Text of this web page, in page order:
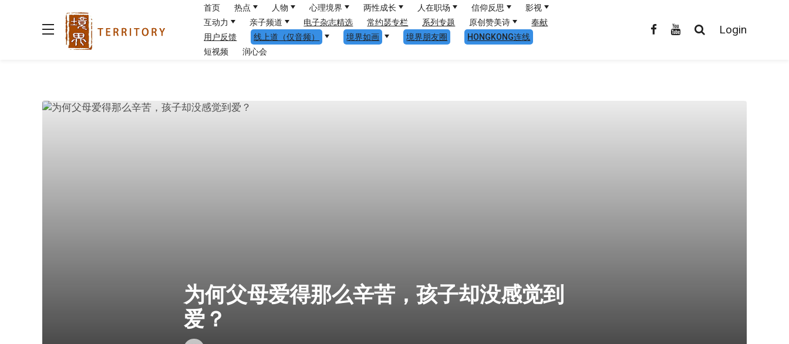
首页 热点 人物 心理境界 两性成长 人在职场 信仰反思
影视
互动力
亲子频道 电子杂志精选 常约瑟专栏 系列专题 原创赞美诗
奉献
用户反馈
线上道（仅音频） 境界如画 境界朋友圈
HONGKONG连线
短视频
润心会
Login
为何父母爱得那么辛苦，孩子却没感觉到
爱？